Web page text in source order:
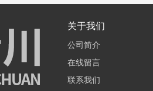
关于我们
公司简介
在线留言
联系我们